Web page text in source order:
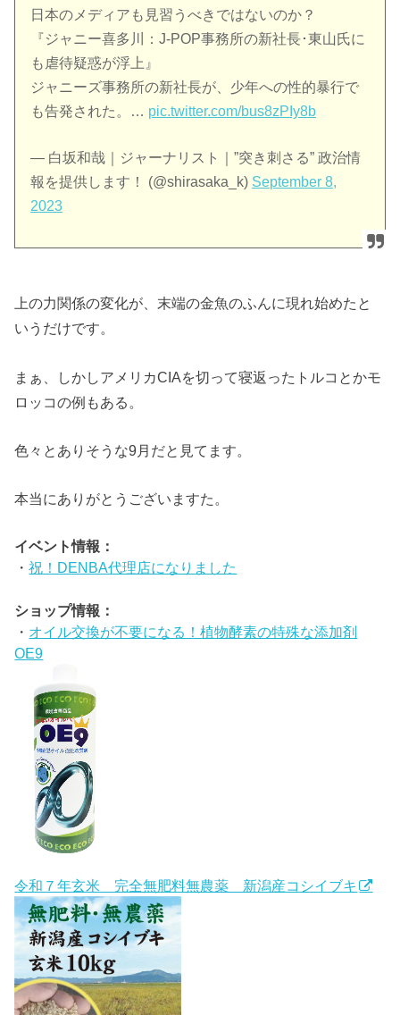
日本のメディアも見習うべきではないのか？
『ジャニー喜多川：J-POP事務所の新社長･東山氏に
も虐待疑惑が浮上』
ジャニーズ事務所の新社長が、少年への性的暴行で
も告発された。… pic.twitter.com/bus8zPIy8b
— 白坂和哉｜ジャーナリスト｜”突き刺さる” 政治情
報を提供します！ (@shirasaka_k) September 8,
2023
上の力関係の変化が、末端の金魚のふんに現れ始めたと
いうだけです。
まぁ、しかしアメリカCIAを切って寝返ったトルコとかモ
ロッコの例もある。
色々とありそうな9月だと見てます。
本当にありがとうございますた。
イベント情報：
・祝！DENBA代理店になりました
ショップ情報：
・ オイル交換が不要になる！植物酵素の特殊な添加剤
OE9
令和７年玄米 完全無肥料無農薬 新潟産コシイブキ